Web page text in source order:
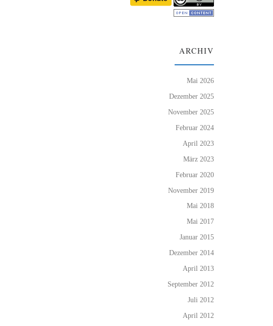
ARCHIV
Mai 2026
Dezember 2025
November 2025
Februar 2024
April 2023
März 2023
Februar 2020
November 2019
Mai 2018
Mai 2017
Januar 2015
Dezember 2014
April 2013
September 2012
Juli 2012
April 2012